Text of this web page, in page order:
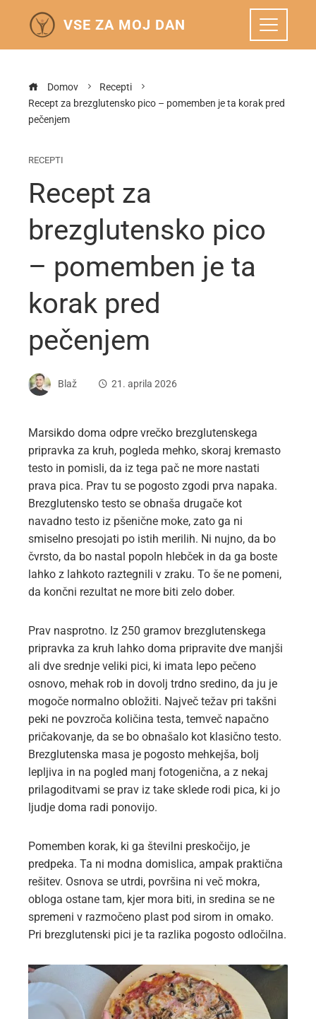
VSE ZA MOJ DAN
Domov
Recepti
Recept za brezglutensko pico – pomemben je ta korak pred
pečenjem
RECEPTI
Recept za
brezglutensko pico
– pomemben je ta
korak pred
pečenjem
Blaž 21. aprila 2026
Marsikdo doma odpre vrečko brezglutenskega
pripravka za kruh, pogleda mehko, skoraj kremasto
testo in pomisli, da iz tega pač ne more nastati
prava pica. Prav tu se pogosto zgodi prva napaka.
Brezglutensko testo se obnaša drugače kot
navadno testo iz pšenične moke, zato ga ni
smiselno presojati po istih merilih. Ni nujno, da bo
čvrsto, da bo nastal popoln hlebček in da ga boste
lahko z lahkoto raztegnili v zraku. To še ne pomeni,
da končni rezultat ne more biti zelo dober.
Prav nasprotno. Iz 250 gramov brezglutenskega
pripravka za kruh lahko doma pripravite dve manjši
ali dve srednje veliki pici, ki imata lepo pečeno
osnovo, mehak rob in dovolj trdno sredino, da ju je
mogoče normalno obložiti. Največ težav pri takšni
peki ne povzroča količina testa, temveč napačno
pričakovanje, da se bo obnašalo kot klasično testo.
Brezglutenska masa je pogosto mehkejša, bolj
lepljiva in na pogled manj fotogenična, a z nekaj
prilagoditvami se prav iz take sklede rodi pica, ki jo
ljudje doma radi ponovijo.
Pomemben korak, ki ga številni preskočijo, je
predpeka. Ta ni modna domislica, ampak praktična
rešitev. Osnova se utrdi, površina ni več mokra,
obloga ostane tam, kjer mora biti, in sredina se ne
spremeni v razmočeno plast pod sirom in omako.
Pri brezglutenski pici je ta razlika pogosto odločilna.